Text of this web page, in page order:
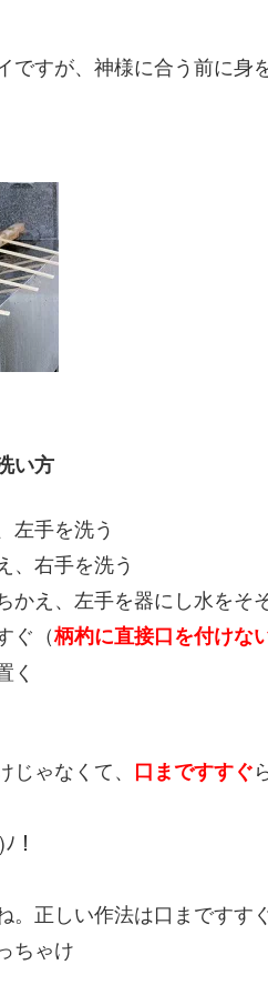
ですが、神様に合う前に
い方
左手を洗う
、右手を洗う
かえ、左手を器にし水をそ
ぐ（柄杓に直接口を付けな
く
ゃなくて、 口まですすぐ
！
。正しい作法は口まですす
ちゃけ